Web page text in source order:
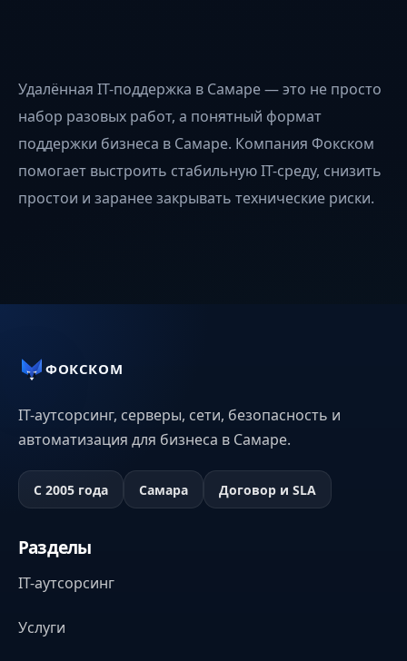
Удалённая IT-поддержка в Самаре — это не просто
набор разовых работ, а понятный формат
поддержки бизнеса в Самаре. Компания Фокском
помогает выстроить стабильную IT-среду, снизить
простои и заранее закрывать технические риски.
ФОКСКОМ
IT-аутсорсинг, серверы, сети, безопасность и
автоматизация для бизнеса в Самаре.
С 2005 года Самара Договор и SLA
Разделы
IT-аутсорсинг
Услуги